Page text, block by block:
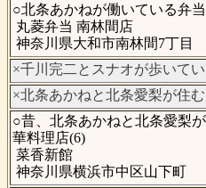
○北条あかねが働いている弁
丸菱弁当 南林間店
神奈川県大和市南林間7丁目
×千川完二とスナオが歩いて
×北条あかねと北条愛梨が住
○昔、北条あかねと北条愛梨
華料理店(6)
菜香新館
神奈川県横浜市中区山下町